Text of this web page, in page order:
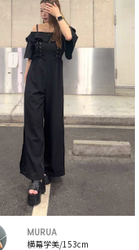
MURUA
横幕学美/153cm